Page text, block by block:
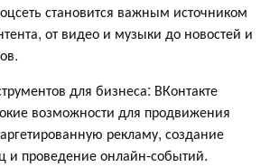
становится важным источником
от видео и музыки до новостей и
для бизнеса: ВКонтакте
возможности для продвижения
рекламу, создание
и проведение онлайн-событий.